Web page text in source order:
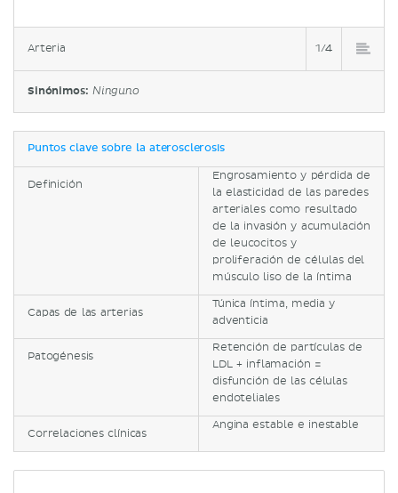
Arteria 1/4
Sinónimos: Ninguno
Puntos clave sobre la aterosclerosis
Definición
Engrosamiento y pérdida de
la elasticidad de las paredes
arteriales como resultado
de la invasión y acumulación
de leucocitos y
proliferación de células del
músculo liso de la íntima
Capas de las arterias
Túnica íntima, media y
adventicia
Patogénesis
Retención de partículas de
LDL + inflamación =
disfunción de las células
endoteliales
Correlaciones clínicas
Angina estable e inestable